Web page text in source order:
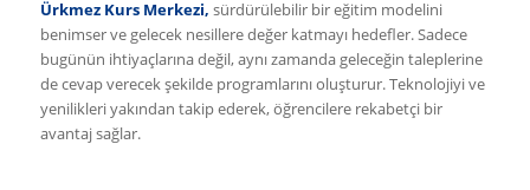
Ürkmez Kurs Merkezi, sürdürülebilir bir eğitim modelini
benimser ve gelecek nesillere değer katmayı hedefler. Sadece
bugünün ihtiyaçlarına değil, aynı zamanda geleceğin taleplerine
de cevap verecek şekilde programlarını oluşturur. Teknolojiyi ve
yenilikleri yakından takip ederek, öğrencilere rekabetçi bir
avantaj sağlar.